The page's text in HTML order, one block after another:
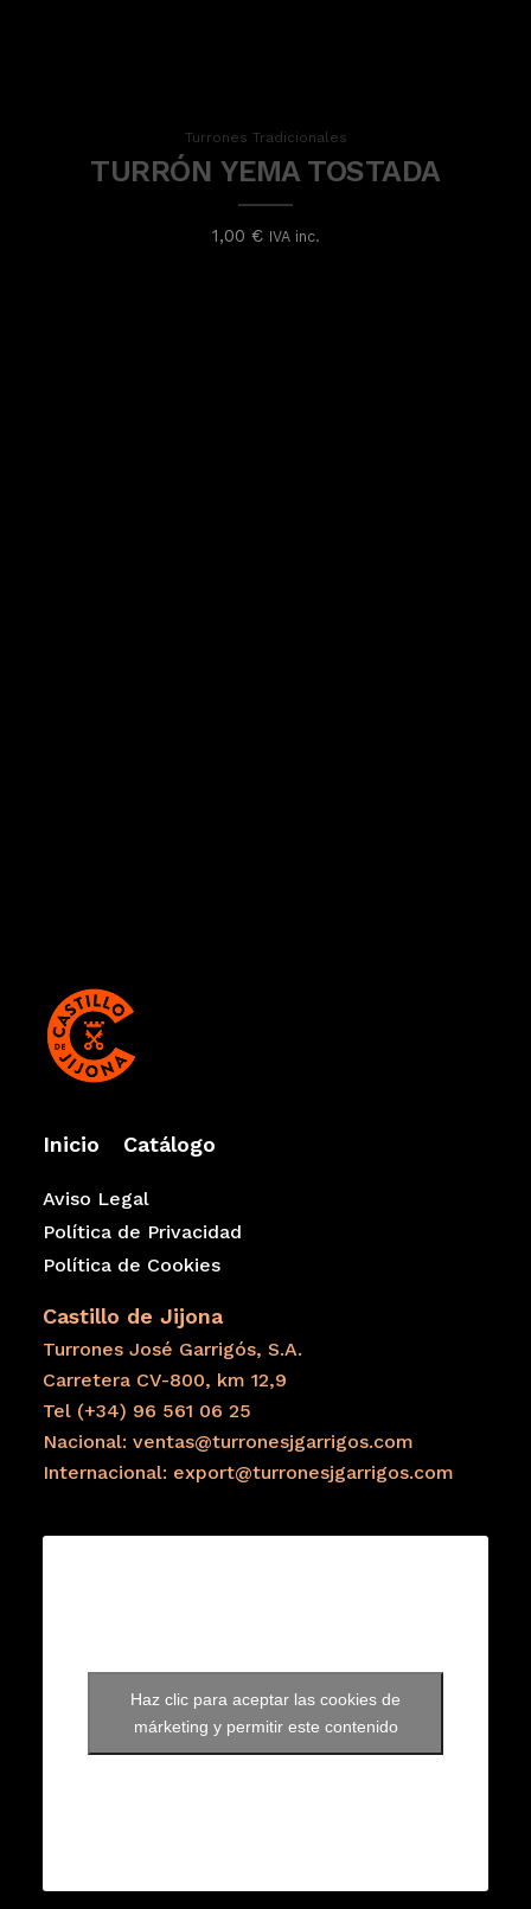
Turrones Tradicionales
TURRÓN YEMA TOSTADA
1,00 € IVA inc.
Turrones Tradicionales
TURRÓN YEMA TOSTADA
1,00 € IVA inc.
Inicio Catálogo
Aviso Legal
Política de Privacidad
Política de Cookies
Castillo de Jijona
Turrones José Garrigós, S.A.
Carretera CV-800, km 12,9
Tel (+34) 96 561 06 25
Nacional: ventas@turronesjgarrigos.com
Internacional: export@turronesjgarrigos.com
Haz clic para aceptar las cookies de
márketing y permitir este contenido